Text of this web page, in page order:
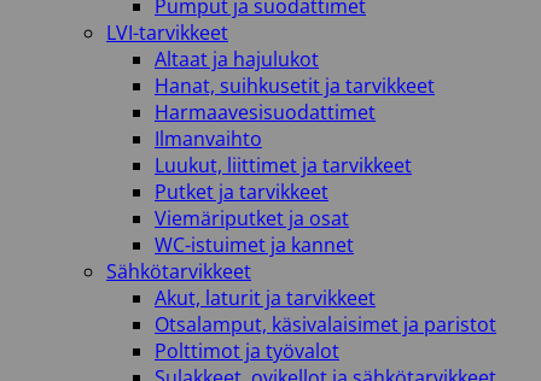
Pumput ja suodattimet
LVI-tarvikkeet
Altaat ja hajulukot
Hanat, suihkusetit ja tarvikkeet
Harmaavesisuodattimet
Ilmanvaihto
Luukut, liittimet ja tarvikkeet
Putket ja tarvikkeet
Viemäriputket ja osat
WC-istuimet ja kannet
Sähkötarvikkeet
Akut, laturit ja tarvikkeet
Otsalamput, käsivalaisimet ja paristot
Polttimot ja työvalot